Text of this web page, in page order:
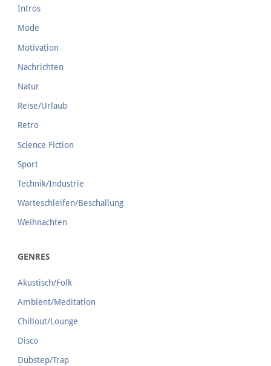
Intros
Mode
Motivation
Nachrichten
Natur
Reise/Urlaub
Retro
Science Fiction
Sport
Technik/Industrie
Warteschleifen/Beschallung
Weihnachten
GENRES
Akustisch/Folk
Ambient/Meditation
Chillout/Lounge
Disco
Dubstep/Trap